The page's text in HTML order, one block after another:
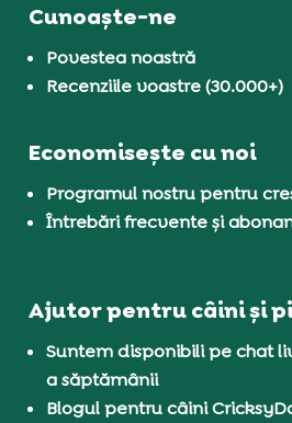
Cunoaște-ne
Povestea noastră
Recenziile voastre (30.000+)
Economisește cu noi
Programul nostru pentru
Întrebări frecvente și
Ajutor pentru câini și
Suntem disponibili pe chat
a săptămânii
Blogul pentru câini